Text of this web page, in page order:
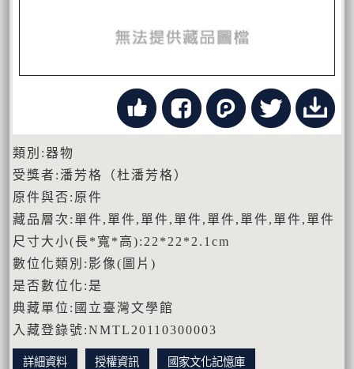
類別:器物
受獎者:潘芳格（杜潘芳格）
原件與否:原件
藏品層次:單件,單件,單件,單件,單件,單件,單件,單件
尺寸大小(長*寬*高):22*22*2.1cm
數位化類別:影像(圖片)
是否數位化:是
典藏單位:國立臺灣文學館
入藏登錄號:NMTL20110300003
詳細資料 授權資訊 國家文化記憶庫